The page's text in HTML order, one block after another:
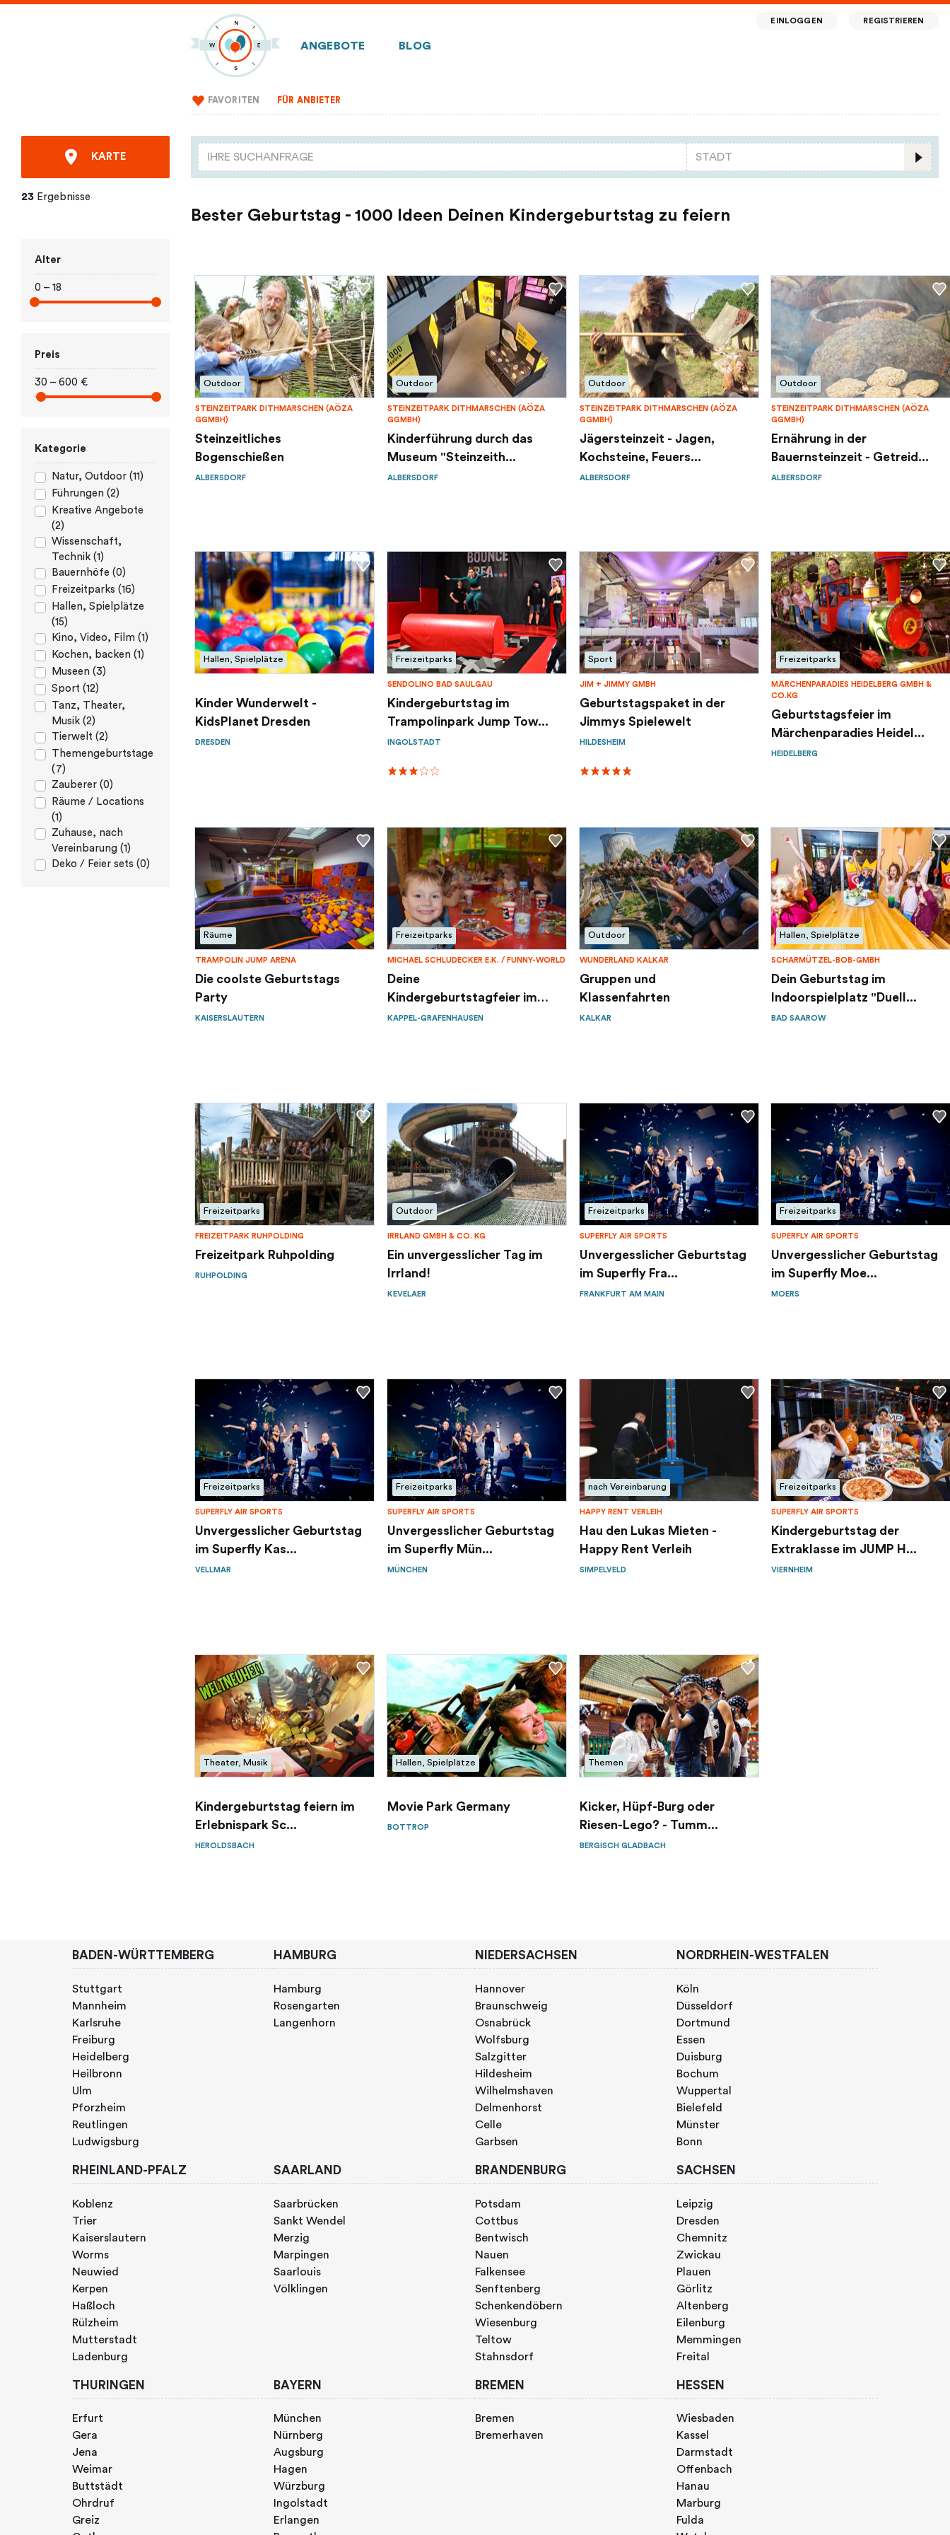
ANGEBOTE BLOG
EINLOGGEN REGISTRIEREN
FAVORITEN FÜR ANBIETER
KARTE
23 Ergebnisse
Alter
0 – 18
Preis
30 – 600 €
Kategorie
Natur, Outdoor (11)
Führungen (2)
Kreative Angebote
(2)
Wissenschaft,
Technik (1)
Bauernhöfe (0)
Freizeitparks (16)
Hallen, Spielplätze
(15)
Kino, Video, Film (1)
Kochen, backen (1)
Museen (3)
Sport (12)
Tanz, Theater,
Musik (2)
Tierwelt (2)
Themengeburtstage
(7)
Zauberer (0)
Räume / Locations
(1)
Zuhause, nach
Vereinbarung (1)
Deko / Feier sets (0)
Bester Geburtstag - 1000 Ideen Deinen Kindergeburtstag zu feiern
Outdoor
STEINZEITPARK DITHMARSCHEN (AÖZA
GGMBH)
Steinzeitliches
Bogenschießen
ALBERSDORF
Outdoor
STEINZEITPARK DITHMARSCHEN (AÖZA
GGMBH)
Kinderführung durch das
Museum "Steinzeith...
ALBERSDORF
Outdoor
STEINZEITPARK DITHMARSCHEN (AÖZA
GGMBH)
Jägersteinzeit - Jagen,
Kochsteine, Feuers...
ALBERSDORF
Outdoor
STEINZEITPARK DITHMARSCHEN (AÖZA
GGMBH)
Ernährung in der
Bauernsteinzeit - Getreid...
ALBERSDORF
Hallen, Spielplätze
Kinder Wunderwelt -
KidsPlanet Dresden
DRESDEN
Freizeitparks
SENDOLINO BAD SAULGAU
Kindergeburtstag im
Trampolinpark Jump Tow...
INGOLSTADT
Sport
JIM + JIMMY GMBH
Geburtstagspaket in der
Jimmys Spielewelt
HILDESHEIM
Freizeitparks
MÄRCHENPARADIES HEIDELBERG GMBH &
CO.KG
Geburtstagsfeier im
Märchenparadies Heidel...
HEIDELBERG
Räume
TRAMPOLIN JUMP ARENA
Die coolste Geburtstags
Party
KAISERSLAUTERN
Freizeitparks
MICHAEL SCHLUDECKER E.K. / FUNNY-WORLD
Deine
Kindergeburtstagfeier im
Funny-World
KAPPEL-GRAFENHAUSEN
Outdoor
WUNDERLAND KALKAR
Gruppen und
Klassenfahrten
KALKAR
Hallen, Spielplätze
SCHARMÜTZEL-BOB-GMBH
Dein Geburtstag im
Indoorspielplatz "Duell...
BAD SAAROW
Freizeitparks
FREIZEITPARK RUHPOLDING
Freizeitpark Ruhpolding
RUHPOLDING
Outdoor
IRRLAND GMBH & CO. KG
Ein unvergesslicher Tag im
Irrland!
KEVELAER
Freizeitparks
SUPERFLY AIR SPORTS
Unvergesslicher Geburtstag
im Superfly Fra...
FRANKFURT AM MAIN
Freizeitparks
SUPERFLY AIR SPORTS
Unvergesslicher Geburtstag
im Superfly Moe...
MOERS
Freizeitparks
SUPERFLY AIR SPORTS
Unvergesslicher Geburtstag
im Superfly Kas...
VELLMAR
Freizeitparks
SUPERFLY AIR SPORTS
Unvergesslicher Geburtstag
im Superfly Mün...
MÜNCHEN
nach Vereinbarung
HAPPY RENT VERLEIH
Hau den Lukas Mieten -
Happy Rent Verleih
SIMPELVELD
Freizeitparks
SUPERFLY AIR SPORTS
Kindergeburtstag der
Extraklasse im JUMP H...
VIERNHEIM
Theater, Musik
Kindergeburtstag feiern im
Erlebnispark Sc...
HEROLDSBACH
Hallen, Spielplätze
Movie Park Germany
BOTTROP
Themen
Kicker, Hüpf-Burg oder
Riesen-Lego? - Tumm...
BERGISCH GLADBACH
BADEN-WÜRTTEMBERG
Stuttgart
Mannheim
Karlsruhe
Freiburg
Heidelberg
Heilbronn
Ulm
Pforzheim
Reutlingen
Ludwigsburg
HAMBURG
Hamburg
Rosengarten
Langenhorn
NIEDERSACHSEN
Hannover
Braunschweig
Osnabrück
Wolfsburg
Salzgitter
Hildesheim
Wilhelmshaven
Delmenhorst
Celle
Garbsen
NORDRHEIN-WESTFALEN
Köln
Düsseldorf
Dortmund
Essen
Duisburg
Bochum
Wuppertal
Bielefeld
Münster
Bonn
RHEINLAND-PFALZ
Koblenz
Trier
Kaiserslautern
Worms
Neuwied
Kerpen
Haßloch
Rülzheim
Mutterstadt
Ladenburg
SAARLAND
Saarbrücken
Sankt Wendel
Merzig
Marpingen
Saarlouis
Völklingen
BRANDENBURG
Potsdam
Cottbus
Bentwisch
Nauen
Falkensee
Senftenberg
Schenkendöbern
Wiesenburg
Teltow
Stahnsdorf
SACHSEN
Leipzig
Dresden
Chemnitz
Zwickau
Plauen
Görlitz
Altenberg
Eilenburg
Memmingen
Freital
THURINGEN
Erfurt
Gera
Jena
Weimar
Buttstädt
Ohrdruf
Greiz
BAYERN
München
Nürnberg
Augsburg
Hagen
Würzburg
Ingolstadt
Erlangen
BREMEN
Bremen
Bremerhaven
HESSEN
Wiesbaden
Kassel
Darmstadt
Offenbach
Hanau
Marburg
Fulda